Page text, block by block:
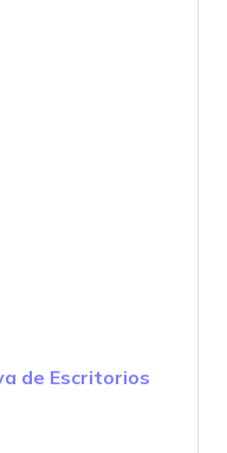
de Escritorios